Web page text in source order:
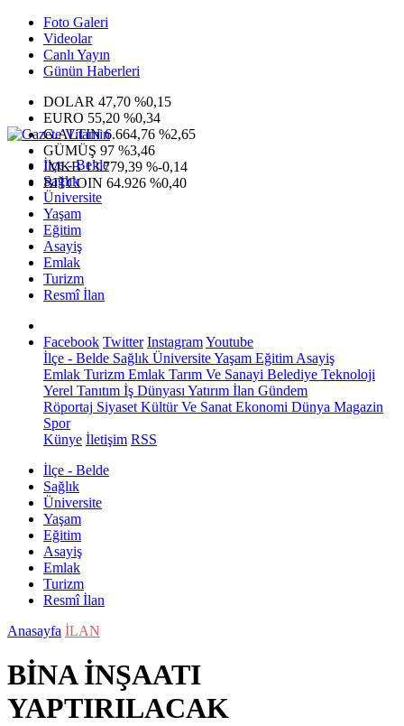
Foto Galeri
Videolar
Canlı Yayın
Günün Haberleri
DOLAR 47,70 %0,15
EURO 55,20 %0,34
G.ALTIN6.664,76 %2,65
GÜMÜŞ 97 %3,46
IMKB13.779,39 %-0,14
BITCOIN 64.926 %0,40
İlçe - Belde
Sağlık
Üniversite
Yaşam
Eğitim
Asayiş
Emlak
Turizm
Resmî İlan
Facebook Twitter InstagramYoutube
İlçe - Belde Sağlık ÜniversiteYaşam Eğitim Asayiş
Emlak Turizm Emlak Tarım Ve Sanayi Belediye Teknoloji
Yerel Tanıtım İş Dünyası Yatırım İlan Gündem
Röportaj Siyaset Kültür Ve Sanat Ekonomi Dünya Magazin
Spor
Künye İletişim RSS
İlçe - Belde
Sağlık
Üniversite
Yaşam
Eğitim
Asayiş
Emlak
Turizm
Resmî İlan
Anasayfa İLAN
BİNA İNŞAATI
YAPTIRILACAK